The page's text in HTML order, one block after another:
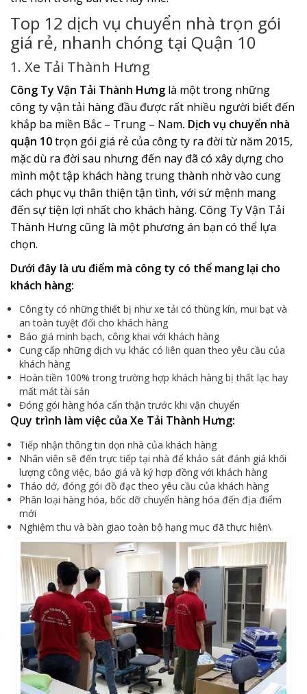
Top 12 dịch vụ chuyển nhà trọn gói
giá rẻ, nhanh chóng tại Quận 10
1. Xe Tải Thành Hưng
Công Ty Vận Tải Thành Hưng là một trong những
công ty vận tải hàng đầu được rất nhiều người biết đến
khắp ba miền Bắc – Trung – Nam. Dịch vụ chuyển nhà
quận 10trọn gói giá rẻ của công ty ra đời từ năm 2015,
mặc dù ra đời sau nhưng đến nay đã có xây dựng cho
mình một tập khách hàng trung thành nhờ vào cung
cách phục vụ thân thiện tận tình, với sứ mệnh mang
đến sự tiện lợi nhất cho khách hàng. Công Ty Vận Tải
Thành Hưng cũng là một phương án bạn có thể lựa
chọn.
Dưới đây là ưu điểm mà công ty có thể mang lại cho
khách hàng:
Công ty có những thiết bị như xe tải có thùng kín, mui bạt và
an toàn tuyệt đối cho khách hàng
Báo giá minh bạch, công khai với khách hàng
Cung cấp những dịch vụ khác có liên quan theo yêu cầu của
khách hàng
Hoàn tiền 100% trong trường hợp khách hàng bị thất lạc hay
mất mát tài sản
Đóng gói hàng hóa cẩn thận trước khi vận chuyển
Quy trình làm việc của Xe Tải Thành Hưng:
Tiếp nhận thông tin dọn nhà của khách hàng
Nhân viên sẽ đến trực tiếp tại nhà để khảo sát đánh giá khối
lượng công việc, báo giá và ký hợp đồng với khách hàng
Tháo dớ, đóng gói đồ đạc theo yêu cầu của khách hàng
Phân loại hàng hóa, bốc dỡ chuyển hàng hóa đến địa điểm
mới
Nghiệm thu và bàn giao toàn bộ hạng mục đã thực hiện\